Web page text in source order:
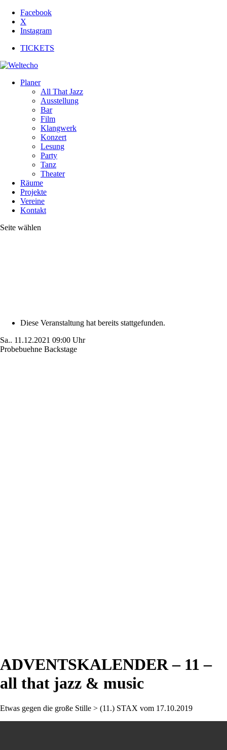
Facebook
X
Instagram
TICKETS
Planer
All That Jazz
Ausstellung
Bar
Film
Klangwerk
Konzert
Lesung
Party
Tanz
Theater
Räume
Projekte
Vereine
Kontakt
Seite wählen
Diese Veranstaltung hat bereits stattgefunden.
Sa.. 11.12.2021 09:00 Uhr
Probebuehne Backstage
ADVENTSKALENDER – 11 –
all that jazz & music
Etwas gegen die große Stille > (11.) STAX vom 17.10.2019